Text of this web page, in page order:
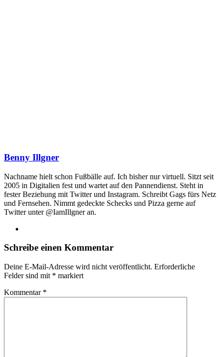
Benny Illgner
Nachname hielt schon Fußbälle auf. Ich bisher nur virtuell. Sitzt seit
2005 in Digitalien fest und wartet auf den Pannendienst. Steht in
fester Beziehung mit Twitter und Instagram. Schreibt Gags fürs Netz
und Fernsehen. Nimmt gedeckte Schecks und Pizza gerne auf
Twitter unter @IamIllgner an.
Schreibe einen Kommentar
Deine E-Mail-Adresse wird nicht veröffentlicht. Erforderliche
Felder sind mit * markiert
Kommentar *